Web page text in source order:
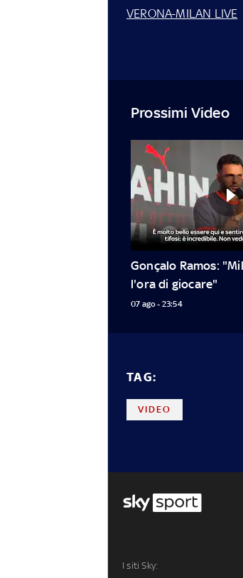
VERONA-MILAN LIVE
Prossimi Video
Gonçalo Ramos:
l'ora di giocare"
07 ago - 23:54
TAG:
VIDEO
I siti Sky: